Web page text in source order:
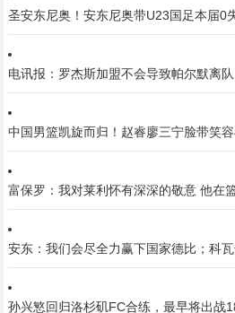
圣安东尼奥！安东尼奥带U23国足本届0
电讯报：罗杰斯加盟不会导致帕尔默离
中国男篮凯旋而归！赵睿廖三宁脸带笑
富保罗：我对莱利怀有深深的敬意 他在
安东：我们会尽全力赢下国家德比；科
孙兴慜回归洛杉矶FC合练，最早将出战